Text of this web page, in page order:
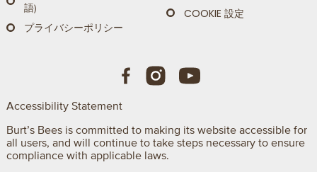
語)
プライバシーポリシー
COOKIE 設定
Accessibility Statement
Burt’s Bees is committed to making its website accessible for
all users, and will continue to take steps necessary to ensure
compliance with applicable laws.